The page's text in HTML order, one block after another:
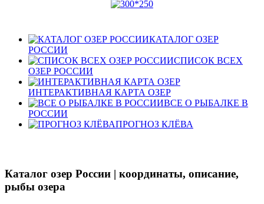
КАТАЛОГ ОЗЕР
РОССИИ
СПИСОК ВСЕХ
ОЗЕР РОССИИ
ИНТЕРАКТИВНАЯ КАРТА ОЗЕР
ВСЕ О РЫБАЛКЕ В
РОССИИ
ПРОГНОЗ КЛЁВА
Каталог озер России | координаты, описание,
рыбы озера